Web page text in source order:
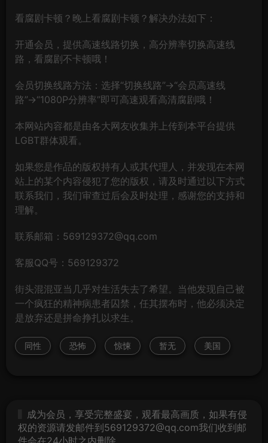
看腐剧卡顿？晚上看腐剧卡顿？解决办法如下：
开通会员，提供高速线路切换，高分辨率切换高速线
路，看腐剧不卡顿哦！
会员切换线路方法：选择“切换线路”→“会员高速线
路”→“1080P分辨率”即可高速观看高清腐剧哦！
本网站内容都是由各大网友收集并上传到本平台提供
LGBT群体观看。
如果您是作品的版权持有人或其代理人，并发现在本网
站上的某个内容侵犯了您的版权，请及时通过以下方式
联系我们，我们审查过后会及时处理，感谢您的支持和
理解。
联系邮箱：569129372@qq.com
客服QQ号：569129372
街头混混亚当几乎对生活失去了希望。当他发现自己被
一个疯狂的精神病患者囚禁，任其摆布时，他必须决定
是放弃还是拼命挣扎以求生。
同性 恐怖 惊悚 暂无 美国
成为会员，享受完整盛宴，观看最高画质，如果有侵
权的资源请发邮件到569129372@qq.com我们收到邮
件会在24小时之内删除。